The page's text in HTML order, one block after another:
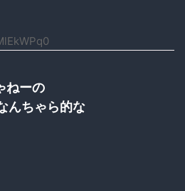
ねーの
んちゃら的な